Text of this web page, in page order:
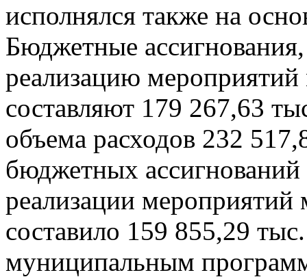
исполнялся также на
Бюджетные
реализацию
составляют 179 267,63
объема расходов 232
бюджетных
реализации
составило 159 855,29
муниципальным